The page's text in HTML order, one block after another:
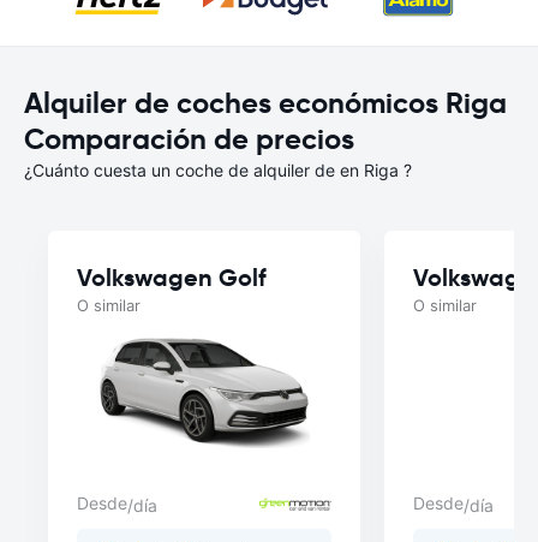
Alquiler de coches económicos Riga
Comparación de precios
¿Cuánto cuesta un coche de alquiler de en Riga ?
Volkswagen Golf
O similar
Desde/día
O similar
Desde/día